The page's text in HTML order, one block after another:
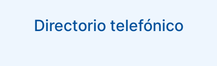
Directorio telefónico